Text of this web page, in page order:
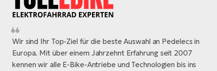
Wir sind Ihr Top-Ziel für die beste Auswahl an Pedelecs in
Europa. Mit über einem Jahrzehnt Erfahrung seit 2007
kennen wir alle E-Bike-Antriebe und Technologien bis ins